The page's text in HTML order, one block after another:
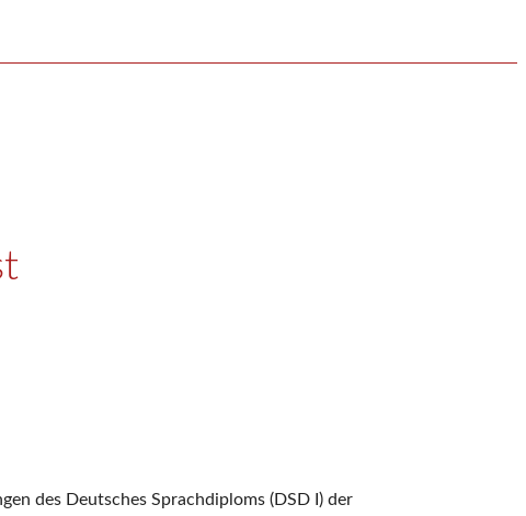
des Deutsches Sprachdiploms (DSD I) der